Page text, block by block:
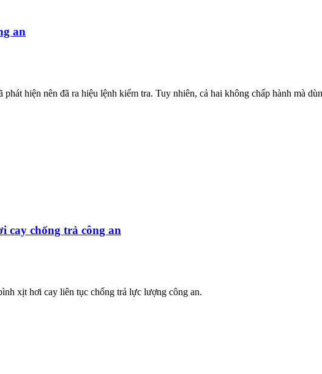
an
hiện nên đã ra hiệu lệnh kiểm tra. Tuy nhiên, cả hai không chấp hành mà
cay chống trả công an
xịt hơi cay liên tục chống trả lực lượng công an.